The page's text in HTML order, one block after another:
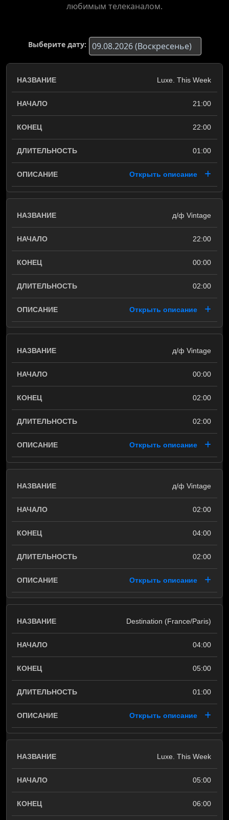
любимым телеканалом.
Выберите дату:
Luxe. This Week
21:00
22:00
01:00
Открыть описание
д/ф Vintage
22:00
00:00
02:00
Открыть описание
д/ф Vintage
00:00
02:00
02:00
Открыть описание
д/ф Vintage
02:00
04:00
02:00
Открыть описание
Destination (France/Paris)
04:00
05:00
01:00
Открыть описание
Luxe. This Week
05:00
06:00